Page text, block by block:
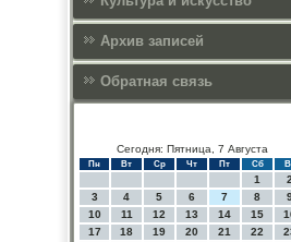
Архив записей
Обратная связь
Сегодня: Пятница, 7 Августа
Пн Вт Ср Чт Пт Сб
1
2
3
4 5 6 7 8
10
11 12 13 14 15
17
18 19 20 21 22